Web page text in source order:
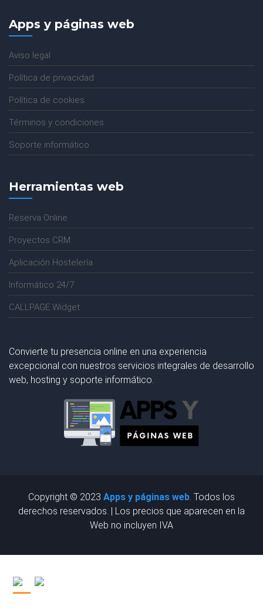
Apps y páginas web
Aviso legal
Política de privacidad
Política de cookies
Términos y condiciones
Soporte informático
Herramientas web
Reserva Online
Proyectos CRM
Aplicación Hostelería
Informático 24/7
CALLPAGE Widget
Convierte tu presencia online en una experiencia
excepcional con nuestros servicios integrales de desarrollo
web, hosting y soporte informático.
Copyright © 2023 Apps y páginas web . Todos los
derechos reservados. | Los precios que aparecen en la
Web no incluyen IVA